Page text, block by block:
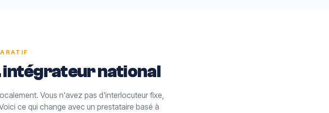
national
Vous n'avez pas d'interlocuteur fixe,
ce qui change avec un prestataire basé à